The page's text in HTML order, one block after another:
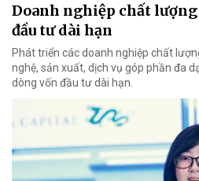
Doanh nghiệp chất
đầu tư dài hạn
Phát triển các doanh nghiệp chất
nghệ, sản xuất, dịch vụ góp phần đa
dòng vốn đầu tư dài hạn.